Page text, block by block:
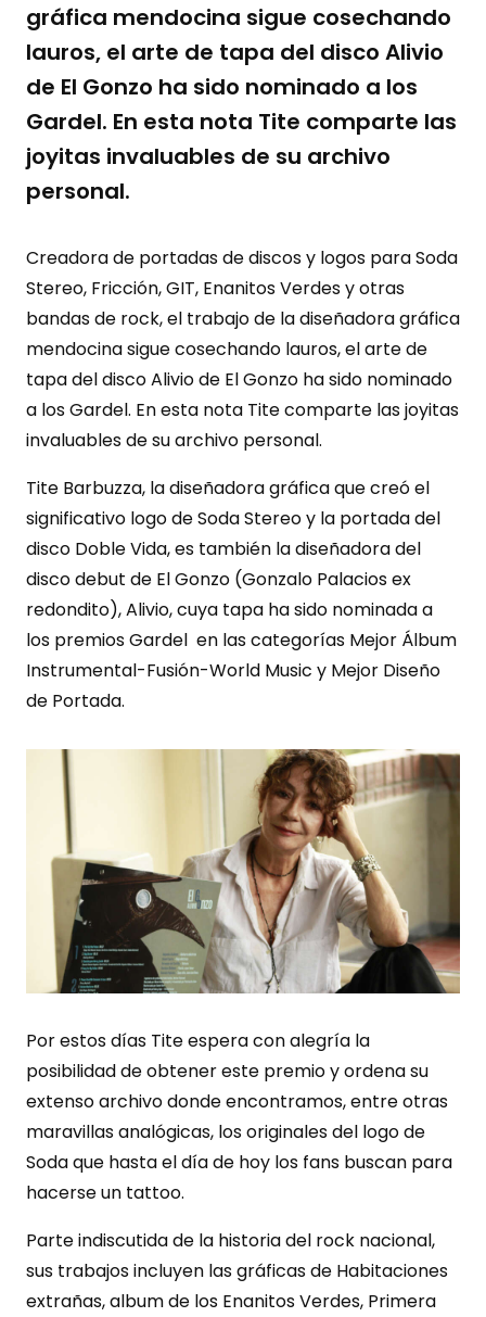
gráfica mendocina sigue cosechando
lauros, el arte de tapa del disco Alivio
de El Gonzo ha sido nominado a los
Gardel. En esta nota Tite comparte las
joyitas invaluables de su archivo
personal.
Creadora de portadas de discos y logos para Soda
Stereo, Fricción, GIT, Enanitos Verdes y otras
bandas de rock, el trabajo de la diseñadora gráfica
mendocina sigue cosechando lauros, el arte de
tapa del disco Alivio de El Gonzo ha sido nominado
a los Gardel. En esta nota Tite comparte las joyitas
invaluables de su archivo personal.
Tite Barbuzza, la diseñadora gráfica que creó el
significativo logo de Soda Stereo y la portada del
disco Doble Vida, es también la diseñadora del
disco debut de El Gonzo (Gonzalo Palacios ex
redondito), Alivio, cuya tapa ha sido nominada a
los premios Gardel en las categorías Mejor Álbum
Instrumental-Fusión-World Music y Mejor Diseño
de Portada.
Por estos días Tite espera con alegría la
posibilidad de obtener este premio y ordena su
extenso archivo donde encontramos, entre otras
maravillas analógicas, los originales del logo de
Soda que hasta el día de hoy los fans buscan para
hacerse un tattoo.
Parte indiscutida de la historia del rock nacional,
sus trabajos incluyen las gráficas de Habitaciones
extrañas, album de los Enanitos Verdes, Primera